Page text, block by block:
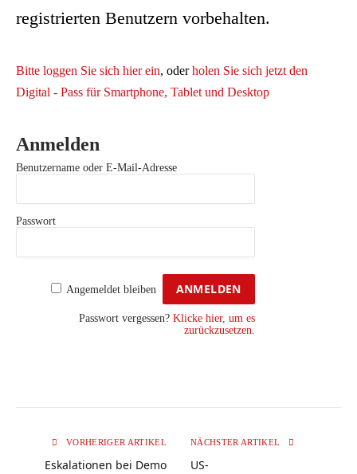
registrierten Benutzern vorbehalten.
Bitte loggen Sie sich hier ein, oderholen Sie sich jetzt den
Digital - Pass für Smartphone, Tablet und Desktop
Anmelden
Benutzername oder E-Mail-Adresse
Passwort
Angemeldet bleiben
Passwort vergessen? Klicke hier, um es
zurückzusetzen.
VORHERIGER ARTIKEL
Eskalationen bei Demo
NÄCHSTER ARTIKEL
US-